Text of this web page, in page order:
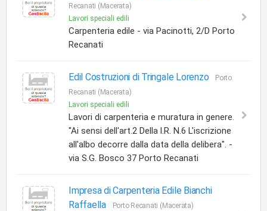
Recanati (Macerata)
Lavori speciali edili
Carpenteria edile - via Pacinotti, 2/D Porto
Recanati
Edil Costruzioni di Tringale Lorenzo
Porto
Recanati (Macerata)
Lavori speciali edili
Lavori di carpenteria e muratura in genere.
"Ai sensi dell'art.2 Della l.R. N.6 L'iscrizione
all'albo decorre dalla data della delibera". -
via S.G. Bosco 37 Porto Recanati
Impresa di Carpenteria Edile Bianchi
Raffaella
Porto Recanati (Macerata)